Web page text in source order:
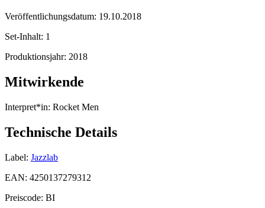
Veröffentlichungsdatum: 19.10.2018
Set-Inhalt: 1
Produktionsjahr: 2018
Mitwirkende
Interpret*in: Rocket Men
Technische Details
Label: Jazzlab
EAN: 4250137279312
Preiscode: BI